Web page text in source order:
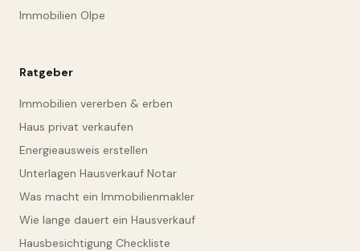
Immobilien Olpe
Ratgeber
Immobilien vererben & erben
Haus privat verkaufen
Energieausweis erstellen
Unterlagen Hausverkauf Notar
Was macht ein Immobilienmakler
Wie lange dauert ein Hausverkauf
Hausbesichtigung Checkliste